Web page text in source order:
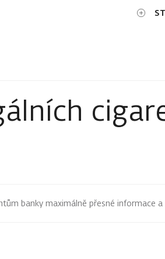
banky maximálně přesné informace a